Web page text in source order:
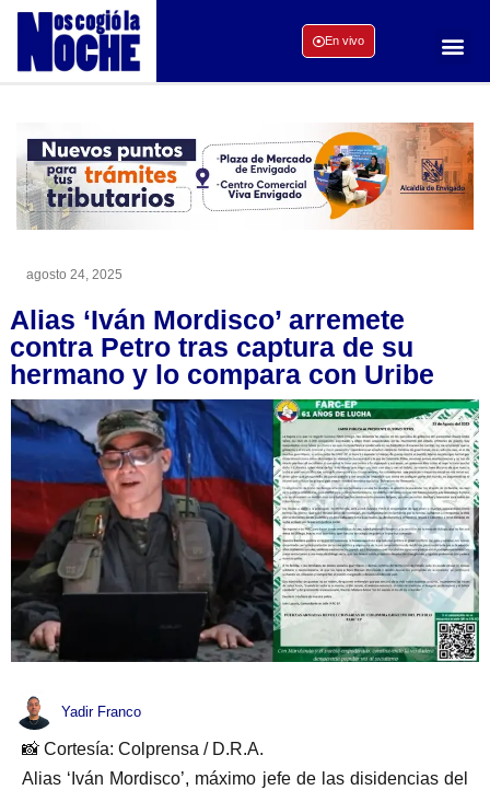
En vivo
agosto 24, 2025
Alias ‘Iván Mordisco’ arremete
contra Petro tras captura de su
hermano y lo compara con Uribe
Yadir Franco
📸 Cortesía: Colprensa / D.R.A.
Alias ‘Iván Mordisco’, máximo jefe de las disidencias del